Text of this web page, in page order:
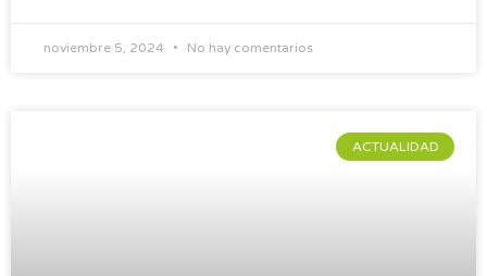
noviembre 5, 2024 No hay comentarios
ACTUALIDAD